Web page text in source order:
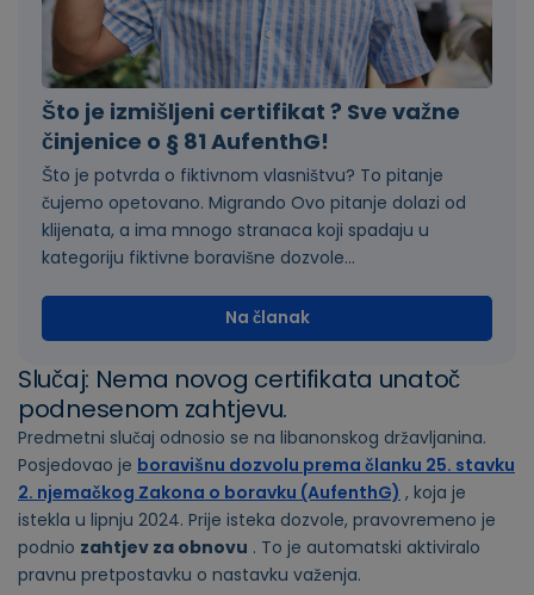
Što je izmišljeni certifikat ? Sve važne
činjenice o § 81 AufenthG!
Što je potvrda o fiktivnom vlasništvu? To pitanje
čujemo opetovano. Migrando Ovo pitanje dolazi od
klijenata, a ima mnogo stranaca koji spadaju u
kategoriju fiktivne boravišne dozvole...
Na članak
Slučaj: Nema novog certifikata unatoč
podnesenom zahtjevu.
Predmetni slučaj odnosio se na libanonskog državljanina.
Posjedovao je boravišnu dozvolu prema članku 25. stavku
2. njemačkog Zakona o boravku (AufenthG) , koja je
istekla u lipnju 2024. Prije isteka dozvole, pravovremeno je
podnio zahtjev za obnovu . To je automatski aktiviralo
pravnu pretpostavku o nastavku važenja.